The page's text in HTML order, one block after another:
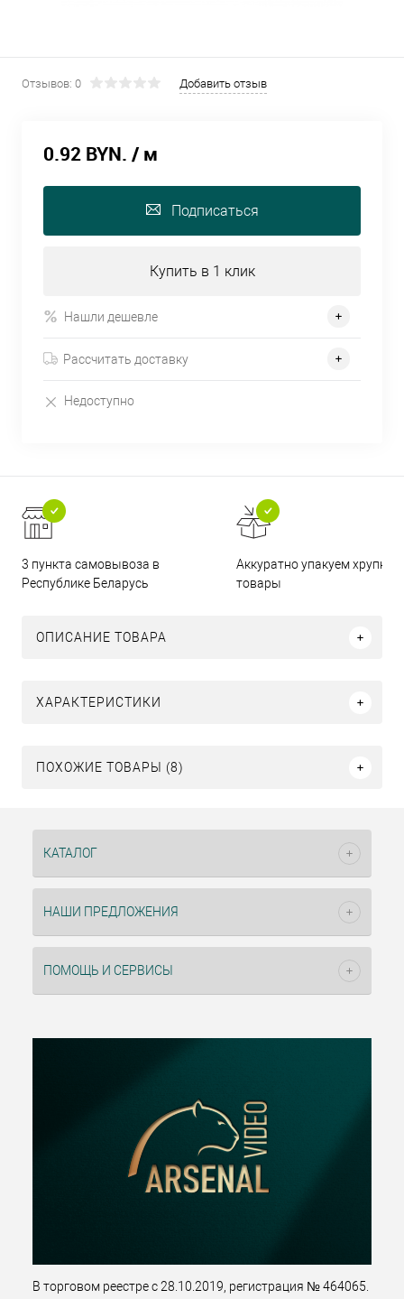
Отзывов: 0 Добавить отзыв
0.92 BYN. / м
Подписаться
Купить в 1 клик
Нашли дешевле
Рассчитать доставку
Недоступно
3 пункта самовывоза в
Республике Беларусь
Аккуратно упакуем хрупкие
товары
ОПИСАНИЕ ТОВАРА
ХАРАКТЕРИСТИКИ
ПОХОЖИЕ ТОВАРЫ (8)
КАТАЛОГ
НАШИ ПРЕДЛОЖЕНИЯ
ПОМОЩЬ И СЕРВИСЫ
В торговом реестре с 28.10.2019, регистрация № 464065.